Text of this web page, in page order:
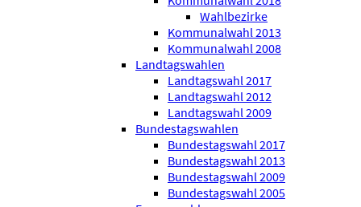
Wahlbezirke
Kommunalwahl 2013
Kommunalwahl 2008
Landtagswahlen
Landtagswahl 2017
Landtagswahl 2012
Landtagswahl 2009
Bundestagswahlen
Bundestagswahl 2017
Bundestagswahl 2013
Bundestagswahl 2009
Bundestagswahl 2005